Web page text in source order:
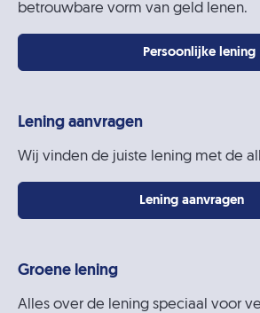
betrouwbare vorm van geld lenen.
Persoonlijke lening
Lening aanvragen
Wij vinden de juiste lening met de
Lening aanvragen
Groene lening
Alles over de lening speciaal voor